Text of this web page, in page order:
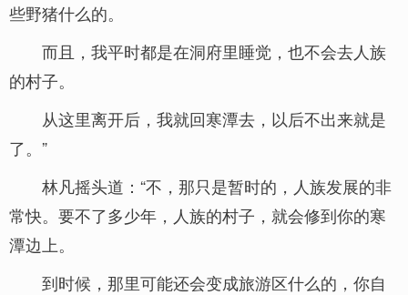
些野猪什么的。
而且，我平时都是在洞府里睡觉，也不会去人族
的村子。
从这里离开后，我就回寒潭去，以后不出来就是
了。”
林凡摇头道：“不，那只是暂时的，人族发展的非
常快。要不了多少年，人族的村子，就会修到你的寒
潭边上。
到时候，那里可能还会变成旅游区什么的，你自